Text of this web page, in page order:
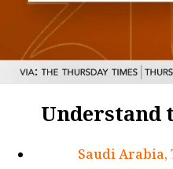
Understand
Saudi Arabia,